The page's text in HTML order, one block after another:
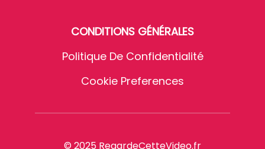
CONDITIONS GÉNÉRALES
Politique De Confidentialité
Cookie Preferences
© 2025 RegardeCetteVideo.fr